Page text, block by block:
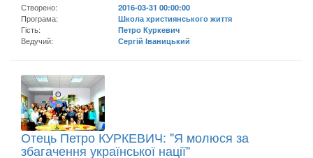
Створено:
2016-03-31 00:00:00
Програма:
Школа християнського життя
Гість:
Петро Куркевич
Ведучий:
Сергій Іваницький
Отець Петро КУРКЕВИЧ: "Я молюся за
збагачення української нації"